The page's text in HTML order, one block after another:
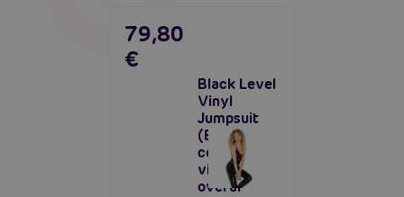
Black Level
Vinyl
Jumpsuit
(Black),
celotelový
vinylový
overal
79,80
€